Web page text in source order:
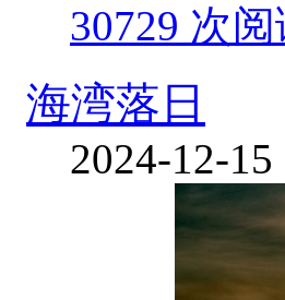
30729 次
海湾落日
2024-12-15